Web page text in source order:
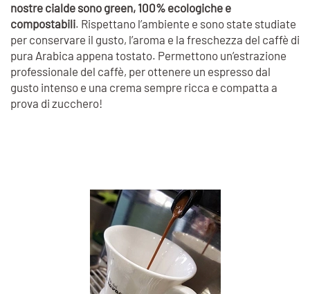
nostre cialde sono green, 100% ecologiche e
compostabili. Rispettano l’ambiente e sono state studiate
per conservare il gusto, l’aroma e la freschezza del caffè di
pura Arabica appena tostato. Permettono un’estrazione
professionale del caffè, per ottenere un espresso dal
gusto intenso e una crema sempre ricca e compatta a
prova di zucchero!